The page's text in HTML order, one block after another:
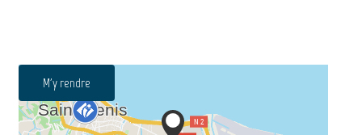
M'y rendre